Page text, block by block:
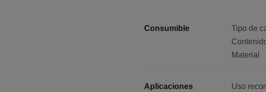
Consumible
Tipo de
Material
Aplicaciones Uso